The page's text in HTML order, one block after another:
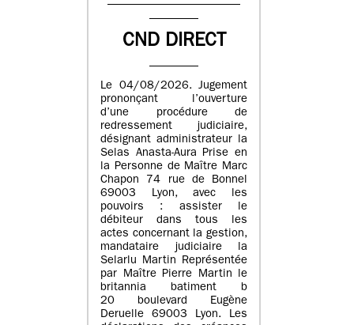
CND DIRECT
Le 04/08/2026. Jugement
prononçant l’ouverture
d’une procédure de
redressement judiciaire,
désignant administrateur la
Selas Anasta-Aura Prise en
la Personne de Maître Marc
Chapon 74 rue de Bonnel
69003 Lyon, avec les
pouvoirs : assister le
débiteur dans tous les
actes concernant la gestion,
mandataire judiciaire la
Selarlu Martin Représentée
par Maître Pierre Martin le
britannia batiment b
20 boulevard Eugène
Deruelle 69003 Lyon. Les